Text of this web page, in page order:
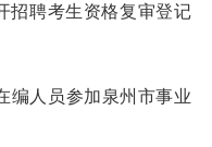
聘考生资格复审登记
人员参加泉州市事业